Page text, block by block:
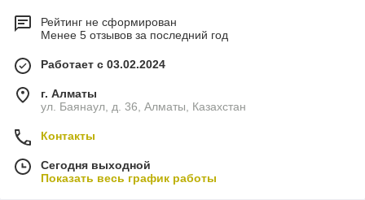
Рейтинг не сформирован
Менее 5 отзывов за последний год
Работает с 03.02.2024
г. Алматы
ул. Баянаул, д. 36, Алматы, Казахстан
Контакты
Сегодня выходной
Показать весь график работы